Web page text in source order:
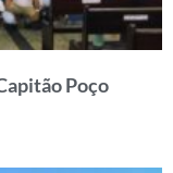
Poço